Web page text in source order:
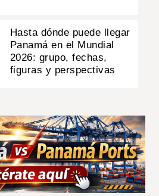
Hasta dónde puede llegar
Panamá en el Mundial
2026: grupo, fechas,
figuras y perspectivas